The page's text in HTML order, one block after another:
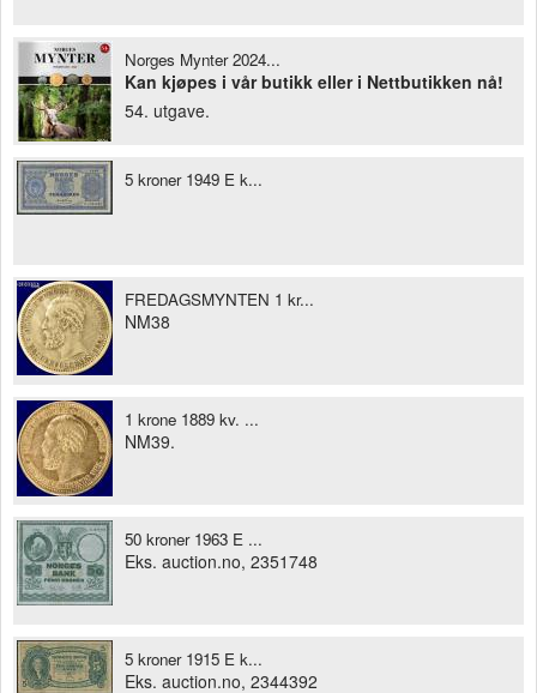
Norges Mynter 2024...
Kan kjøpes i vår butikk eller i Nettbutikken nå!
54. utgave.
5 kroner 1949 E k...
FREDAGSMYNTEN 1 kr...
NM38
1 krone 1889 kv. ...
NM39.
50 kroner 1963 E ...
Eks. auction.no, 2351748
5 kroner 1915 E k...
Eks. auction.no, 2344392